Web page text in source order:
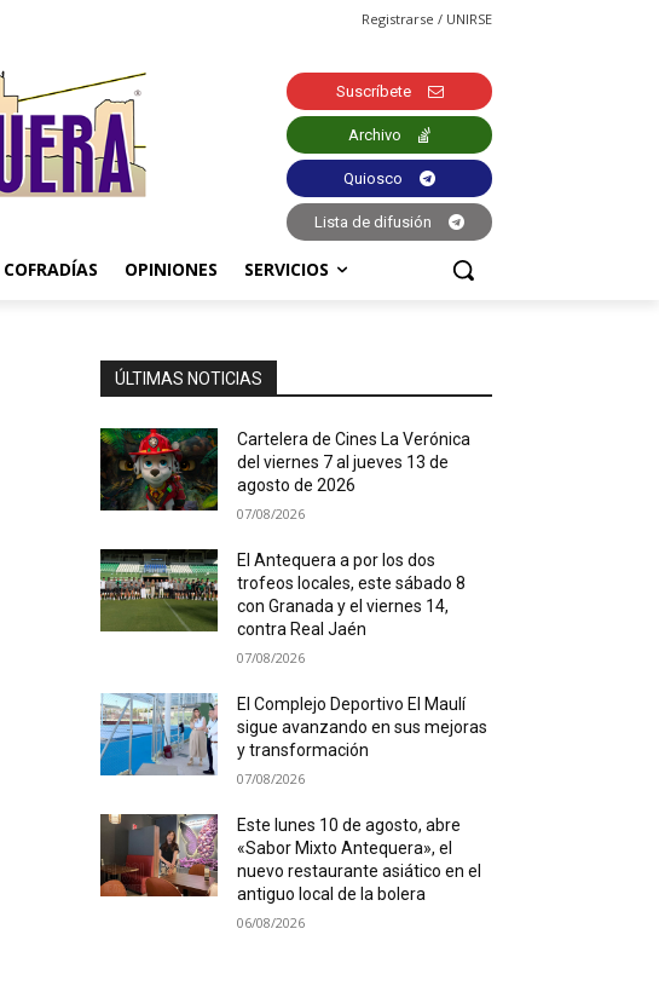
Registrarse / UNIRSE
Suscríbete
Archivo
Quiosco
Lista de difusión
COFRADÍAS OPINIONES SERVICIOS
ÚLTIMAS NOTICIAS
Cartelera de Cines La Verónica
del viernes 7 al jueves 13 de
agosto de 2026
07/08/2026
El Antequera a por los dos
trofeos locales, este sábado 8
con Granada y el viernes 14,
contra Real Jaén
07/08/2026
El Complejo Deportivo El Maulí
sigue avanzando en sus mejoras
y transformación
07/08/2026
Este lunes 10 de agosto, abre
«Sabor Mixto Antequera», el
nuevo restaurante asiático en el
antiguo local de la bolera
06/08/2026